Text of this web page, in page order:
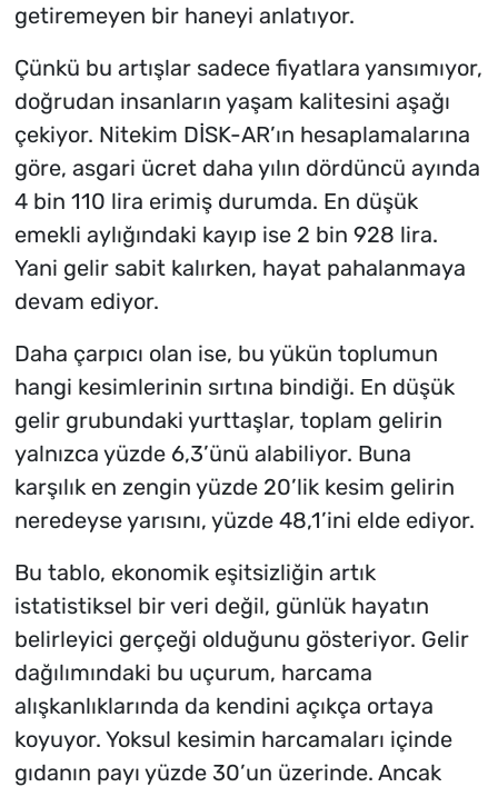
getiremeyen bir haneyi anlatıyor.
Çünkü bu artışlar sadece fiyatlara yansımıyor,
doğrudan insanların yaşam kalitesini aşağı
çekiyor. Nitekim DİSK-AR’ın hesaplamalarına
göre, asgari ücret daha yılın dördüncü ayında
4 bin 110 lira erimiş durumda. En düşük
emekli aylığındaki kayıp ise 2 bin 928 lira.
Yani gelir sabit kalırken, hayat pahalanmaya
devam ediyor.
Daha çarpıcı olan ise, bu yükün toplumun
hangi kesimlerinin sırtına bindiği. En düşük
gelir grubundaki yurttaşlar, toplam gelirin
yalnızca yüzde 6,3’ünü alabiliyor. Buna
karşılık en zengin yüzde 20’lik kesim gelirin
neredeyse yarısını, yüzde 48,1’ini elde ediyor.
Bu tablo, ekonomik eşitsizliğin artık
istatistiksel bir veri değil, günlük hayatın
belirleyici gerçeği olduğunu gösteriyor. Gelir
dağılımındaki bu uçurum, harcama
alışkanlıklarında da kendini açıkça ortaya
koyuyor. Yoksul kesimin harcamaları içinde
gıdanın payı yüzde 30’un üzerinde. Ancak